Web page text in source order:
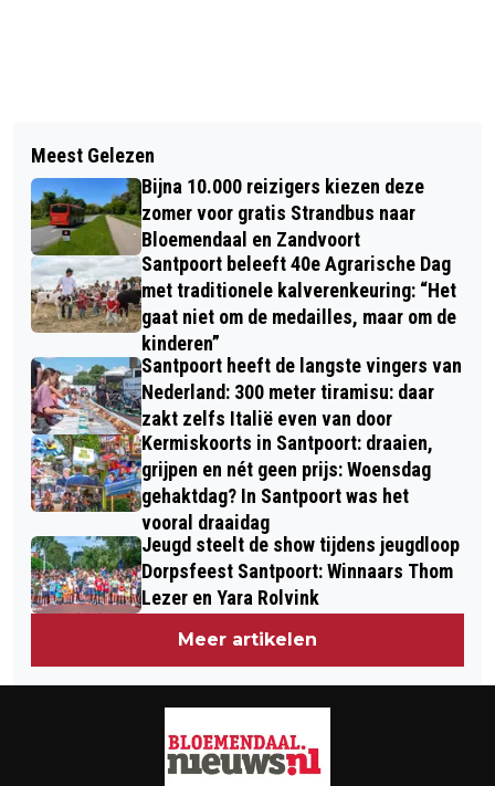
FORMULE 1 IN 2024 EN 2025
WAARSCHIJNLIJK OOK OP
ZANDVOORT
POP-UP REPAIR CAFÉ IN HAARLEMS
PROVINCIEHUIS GOED BEZOCHT
Meest Gelezen
Bijna 10.000 reizigers kiezen deze
zomer voor gratis Strandbus naar
Bloemendaal en Zandvoort
Santpoort beleeft 40e Agrarische Dag
met traditionele kalverenkeuring: “Het
gaat niet om de medailles, maar om de
kinderen”
Santpoort heeft de langste vingers van
Nederland: 300 meter tiramisu: daar
zakt zelfs Italië even van door
Kermiskoorts in Santpoort: draaien,
grijpen en nét geen prijs: Woensdag
gehaktdag? In Santpoort was het
vooral draaidag
Jeugd steelt de show tijdens jeugdloop
Dorpsfeest Santpoort: Winnaars Thom
Lezer en Yara Rolvink
Meer artikelen